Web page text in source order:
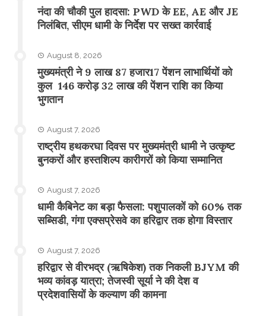
नंदा की चौकी पुल हादसा: PWD के EE, AE और JE
निलंबित, सीएम धामी के निर्देश पर सख्त कार्रवाई
August 8, 2026
मुख्यमंत्री ने 9 लाख 87 हजार17 पेंशन लाभार्थियों को
कुल 146 करोड़ 32 लाख की पेंशन राशि का किया
भुगतान
August 7, 2026
राष्ट्रीय हथकरघा दिवस पर मुख्यमंत्री धामी ने उत्कृष्ट
बुनकरों और हस्तशिल्प कारीगरों को किया सम्मानित
August 7, 2026
​धामी कैबिनेट का बड़ा फैसला: पशुपालकों को 60% तक
सब्सिडी, गंगा एक्सप्रेसवे का हरिद्वार तक होगा विस्तार
August 7, 2026
​हरिद्वार से वीरभद्र (ऋषिकेश) तक निकली BJYM की
भव्य कांवड़ यात्रा; तेजस्वी सूर्या ने की देश व
प्रदेशवासियों के कल्याण की कामना